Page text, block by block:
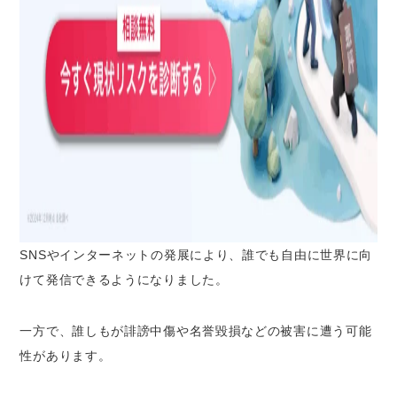
名誉毀損に関しては弁護士に相談するべき理由
民事上の損害賠償請求手続きを進めてくれる
から
場合によっては示談で解決する選択肢を提示
してくれるから
刑事事件になった場合にサポートしてもらえ
名誉毀損で訴える場合のQ&A
悪口を言った相手を訴えることはできる？
悪口を言いふらした相手を訴えることはでき
SNSやインターネットの発展により、誰でも自由に世界に向
けて発信できるようになりました。
一方で、誰しもが誹謗中傷や名誉毀損などの被害に遭う可能
性があります。